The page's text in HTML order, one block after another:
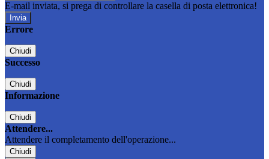
E-mail inviata, si prega di controllare la casella di posta elettronica!
Errore
Chiudi
Successo
Chiudi
Informazione
Chiudi
Attendere...
Attendere il completamento dell'operazione...
Chiudi